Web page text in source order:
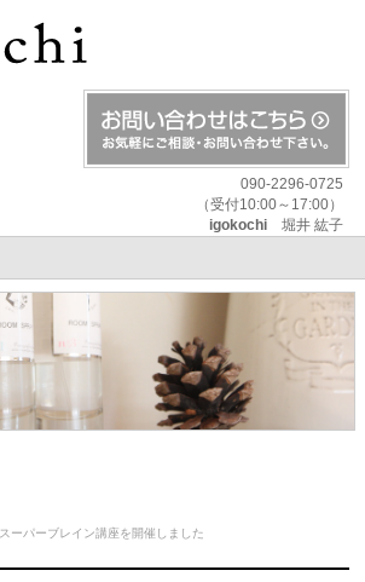
090-2296-0725
（受付10:00～17:00）
igokochi堀井 紘子
スーパーブレイン講座を開催しました